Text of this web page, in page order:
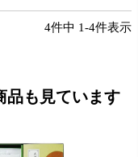
4件中 1-4件表示
品も見ています